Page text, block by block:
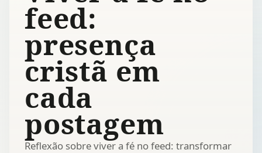
feed:
presença
cristã em
cada
postagem
Reflexão sobre viver a fé no feed: transformar